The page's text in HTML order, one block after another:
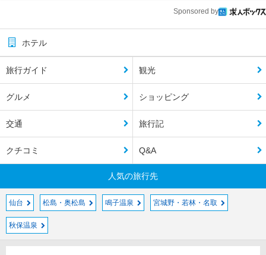
Sponsored by
ホテル
旅行ガイド 観光
グルメ ショッピング
交通 旅行記
クチコミ Q&A
人気の旅行先
仙台 松島・奥松島 鳴子温泉 宮城野・若林・名取
秋保温泉